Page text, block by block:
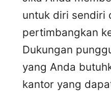
untuk diri sendiri
pertimbangkan
Dukungan
yang Anda
kantor yang